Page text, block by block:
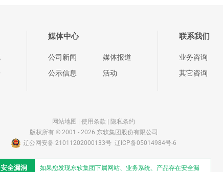
媒体中心
公司新闻
媒体报道
公示信息
活动
联系我们
业务咨询
其它咨询
网站地图 | 使用条款 | 隐私条约
版权所有 © 2001 - 2026 东软集团股份有限公司
辽公网安备 21011202000133号 辽ICP备05014984号-6
安全漏洞 如果您发现东软集团下属网站、业务系统、产品存在安全漏